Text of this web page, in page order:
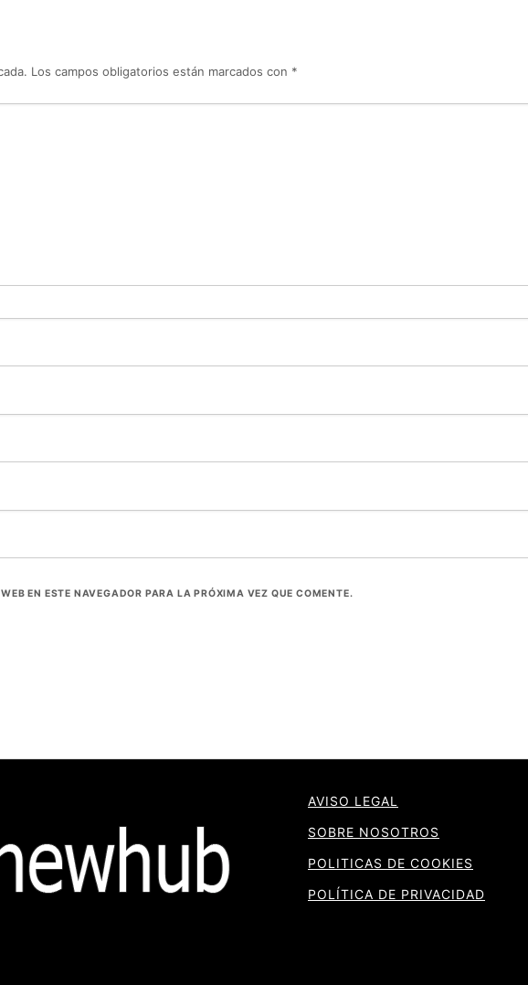
Los campos obligatorios están marcados con *
EN ESTE NAVEGADOR PARA LA PRÓXIMA VEZ QUE COMENTE.
AVISO LEGAL
SOBRE NOSOTROS
POLITICAS DE COOKIES
POLÍTICA DE PRIVACIDAD